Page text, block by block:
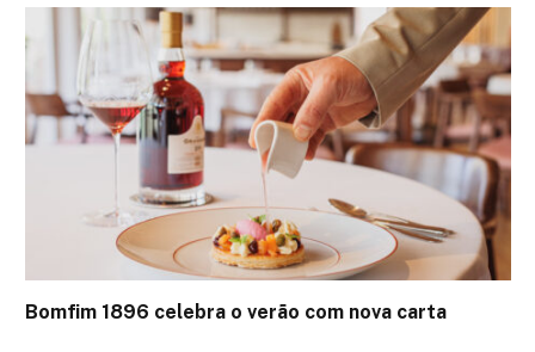
Bomfim 1896 celebra o verão com nova carta